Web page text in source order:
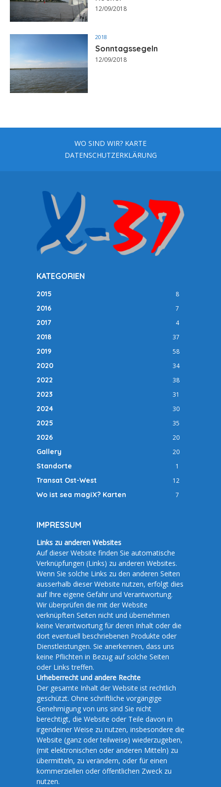
12/09/2018
2018
Sonntagssegeln
12/09/2018
WO SIND WIR? KARTE
DATENSCHUTZERKLÄRUNG
KATEGORIEN
2015 8
2016 7
2017 4
2018 37
2019 58
2020 34
2022 38
2023 31
2024 30
2025 35
2026 20
Gallery 20
Standorte 1
Transat Ost-West 12
Wo ist sea magiX? Karten 7
IMPRESSUM
Links zu anderen Websites
Auf dieser Website finden Sie automatische
Verknüpfungen (Links) zu anderen Websites.
Wenn Sie solche Links zu den anderen Seiten
ausserhalb dieser Website nutzen, erfolgt dies
auf Ihre eigene Gefahr und Verantwortung.
Wir überprüfen die mit der Website
verknüpften Seiten nicht und übernehmen
keine Verantwortung für deren Inhalt oder die
dort eventuell beschriebenen Produkte oder
Dienstleistungen. Sie anerkennen, dass uns
keine Pflichten in Bezug auf solche Seiten
oder Links treffen.
Urheberrecht und andere Rechte
Der gesamte Inhalt der Website ist rechtlich
geschützt. Ohne schriftliche vorgängige
Genehmigung von uns sind Sie nicht
berechtigt, die Website oder Teile davon in
irgendeiner Weise zu nutzen, insbesondere die
Website (ganz oder teilweise) wiederzugeben,
(mit elektronischen oder anderen Mitteln) zu
übermitteln, zu verändern, oder für einen
kommerziellen oder öffentlichen Zweck zu
nutzen.